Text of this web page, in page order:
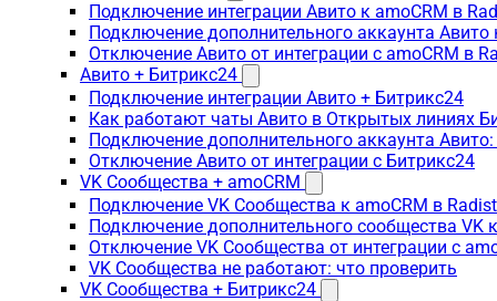
Подключение интеграции Авито к amoCRM в
Подключение дополнительного аккаунта Авито
Отключение Авито от интеграции с amoCRM в
Авито + Битрикс24
Подключение интеграции Авито + Битрикс24
Как работают чаты Авито в Открытых линиях
Подключение дополнительного аккаунта
Отключение Авито от интеграции с Битрикс24
VK Сообщества + amoCRM
Подключение VK Сообщества к amoCRM в
Подключение дополнительного сообщества VK
Отключение VK Сообщества от интеграции с
VK Сообщества не работают: что проверить
VK Сообщества + Битрикс24